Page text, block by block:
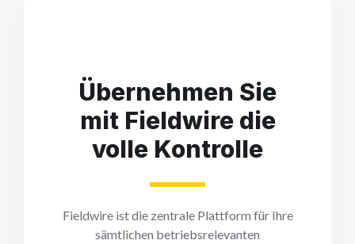
Übernehmen Sie
mit Fieldwire die
volle Kontrolle
Fieldwire ist die zentrale Plattform für Ihre
sämtlichen betriebsrelevanten